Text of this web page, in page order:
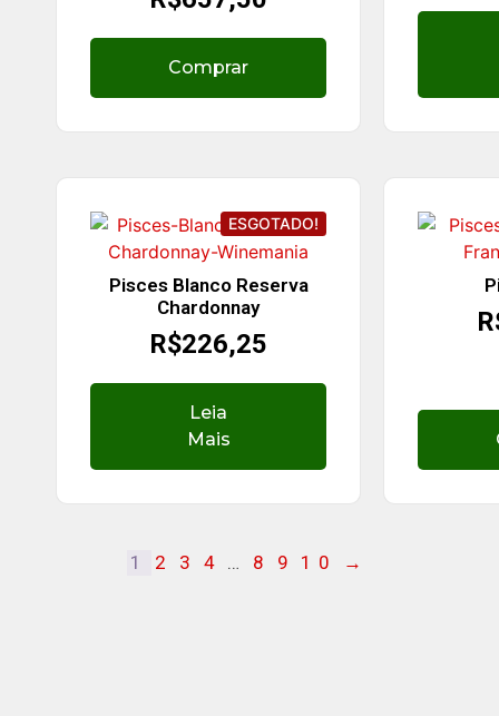
Comprar
ESGOTADO!
Pisces Blanco Reserva
Chardonnay
R$226,25
Leia
Mais
1 2 3 4 … 8 9 10 →